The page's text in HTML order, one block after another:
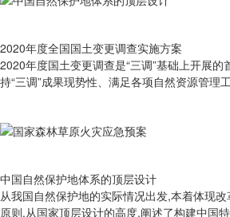
2020年度全国国土变更调查实施方案
2020年度国土变更调查是“三调”基础上开展
持“三调”成果现势性、满足各项自然资源管理
中国自然保护地体系的顶层设计
从我国自然保护地的实际情况出发,本着体现
原则,从国家顶层设计的高度,阐述了构建中国